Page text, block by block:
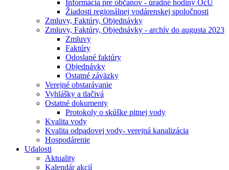
Informácia pre občanov - úradné hodiny OcÚ
Žiadosti regionálnej vodárenskej spoločnosti
Zmluvy, Faktúry, Objednávky
Zmluvy, Faktúry, Objednávky - archív do augusta 2023
Zmluvy
Faktúry
Odoslané faktúry
Objednávky
Ostatné záväzky
Verejné obstarávanie
Vyhlášky a tlačivá
Ostatné dokumenty
Protokoly o skúške pitnej vody
Kvalita vody
Kvalita odpadovej vody- verejná kanalizácia
Hospodárenie
Udalosti
Aktuality
Kalendár akcií